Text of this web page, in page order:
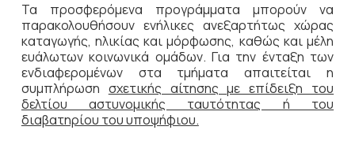
Τα προσφερόμενα προγράμματα μπορούν να
παρακολουθήσουν ενήλικες ανεξαρτήτως χώρας
καταγωγής, ηλικίας και μόρφωσης, καθώς και μέλη
ευάλωτων κοινωνικά ομάδων. Για την ένταξη των
ενδιαφερομένων στα τμήματα απαιτείται η
συμπλήρωση σχετικής αίτησης με επίδειξη του
δελτίου αστυνομικής ταυτότητας ή του
διαβατηρίου του υποψήφιου.